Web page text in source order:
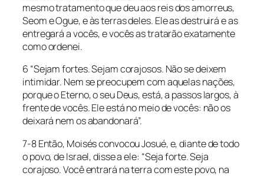
mesmo tratamento que deu aos reis dos amorreus,
Seom e Ogue, e às terras deles. Ele as destruirá e as
entregará a vocês, e vocês as tratarão exatamente
como ordenei.
6 “Sejam fortes. Sejam corajosos. Não se deixem
intimidar. Nem se preocupem com aquelas nações,
porque o Eterno, o seu Deus, está, a passos largos, à
frente de vocês. Ele está no meio de vocês: não os
deixará nem os abandonará”.
7-8 Então, Moisés convocou Josué, e, diante de todo
o povo, de Israel, disse a ele: “Seja forte. Seja
corajoso. Você entrará na terra com este povo, na